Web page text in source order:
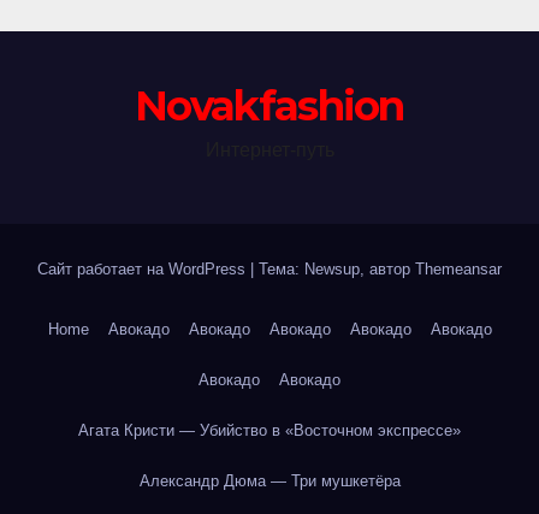
Novakfashion
Сайт работает на WordPress Тема: Newsup, автор Themeansar
Home Авокадо Авокадо Авокадо Авокадо Авокадо
Авокадо Авокадо
Агата Кристи — Убийство в «Восточном экспрессе»
Александр Дюма — Три мушкетёра